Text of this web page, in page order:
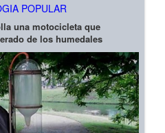
POPULAR
una motocicleta que
de los humedales